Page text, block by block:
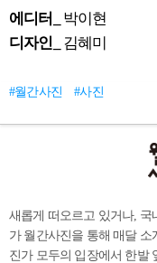
에디터_
박이현
디자인_ 김혜미
#월간사진 #사진
새롭게 떠오르고 있거나,
가 월간사진을 통해 매달
진가 모두의 입장에서 한발